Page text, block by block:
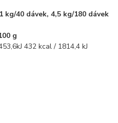
40 dávek, 4,5 kg/180 dávek
g
432 kcal / 1814,4 kJ